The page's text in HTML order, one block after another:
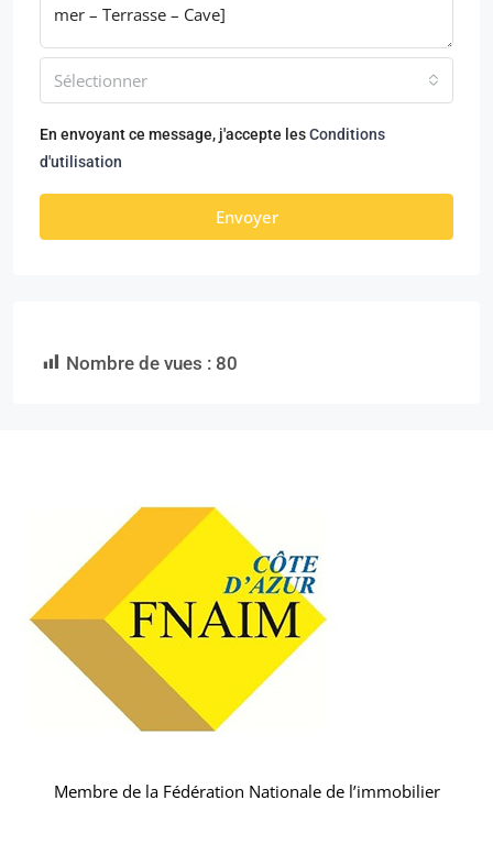
Sélectionner
En envoyant ce message, j'accepte lesConditions
d'utilisation
Envoyer
Nombre de vues : 80
Membre de la Fédération Nationale de l’immobilier